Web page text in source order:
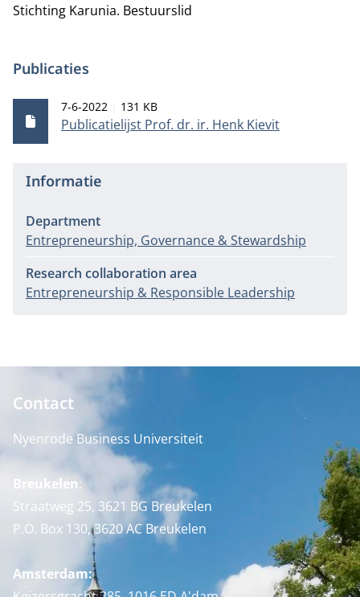
Stichting Karunia. Bestuurslid
Publicaties
Publicatielijst Prof. dr. ir. Henk Kievit
Publicatiedatum
7-6-2022 Bestandsgrootte
131 KB
Informatie
Department
Entrepreneurship, Governance & Stewardship
Research collaboration area
Entrepreneurship & Responsible Leadership
Contact
Nyenrode Business Universiteit
Breukelen:
Straatweg 25, 3621 BG Breukelen
P.O. Box 130, 3620 AC Breukelen
Amsterdam: